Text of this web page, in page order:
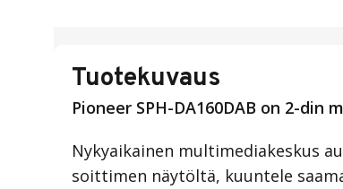
Tuotekuvaus
Pioneer SPH-DA160DAB on 2-din
Nykyaikainen multimediakeskus
soittimen näytöltä, kuuntele